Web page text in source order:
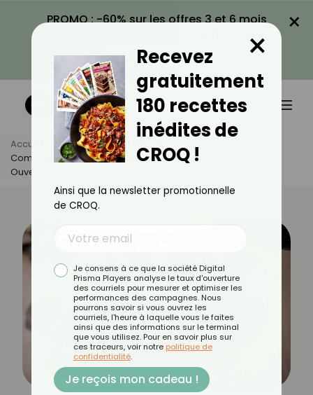
PROMO : -60% sur les offres 3 et 6 mois
VOIR LA PROMO
×
Accueil Actus
Quotidien
Combien De Temps Se Conserve Une Bouteille De Vin Rosé
Ouverte ?
Recevez
gratuitement
180 recettes
inédites de
CROQ !
×
Ainsi que la newsletter promotionnelle
de CROQ.
Je consens à ce que la société Digital
Prisma Players analyse le taux d'ouverture
des courriels pour mesurer et optimiser les
performances des campagnes. Nous
pourrons savoir si vous ouvrez les
courriels, l'heure à laquelle vous le faites
ainsi que des informations sur le terminal
que vous utilisez. Pour en savoir plus sur
ces traceurs, voir notre politique de
confidentialité.
Je reçois mon cadeau !